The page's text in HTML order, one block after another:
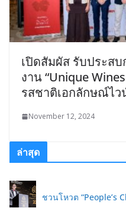
เปิดสัมผัส รับประส
งาน “Unique
รสชาติเอกลักษณ์ไว
November 12, 2024
ล่าสุด
ชวนโหวต “People’s